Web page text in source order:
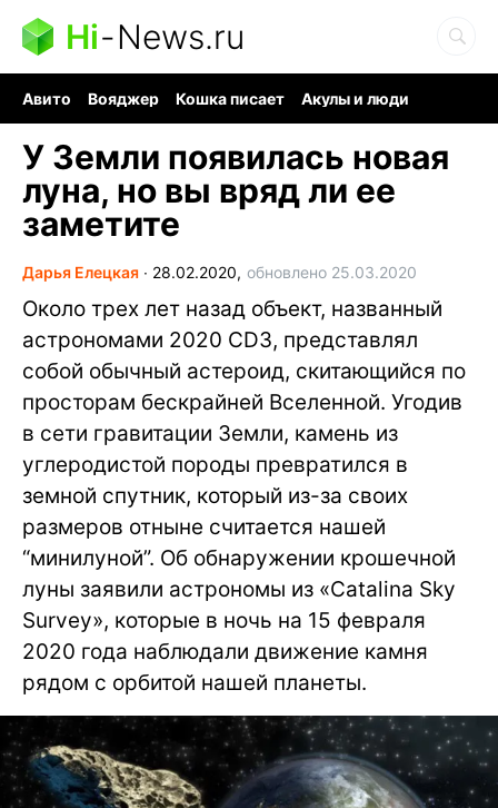
Hi-News.ru
Авито Вояджер Кошка писает
Акулы и люди
У Земли появилась новая
луна, но вы вряд ли ее
заметите
Дарья Елецкая ∙ 28.02.2020, обновлено 25.03.2020
Около трех лет назад объект, названный
астрономами 2020 CD3, представлял
собой обычный астероид, скитающийся по
просторам бескрайней Вселенной. Угодив
в сети гравитации Земли, камень из
углеродистой породы превратился в
земной спутник, который из-за своих
размеров отныне считается нашей
“минилуной”. Об обнаружении крошечной
луны заявили астрономы из «Catalina Sky
Survey», которые в ночь на 15 февраля
2020 года наблюдали движение камня
рядом с орбитой нашей планеты.